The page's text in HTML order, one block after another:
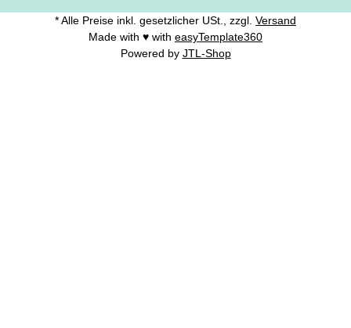
Made with ♥ with easyTemplate360
* Alle Preise inkl. gesetzlicher USt., zzgl. Versand
Powered by JTL-Shop